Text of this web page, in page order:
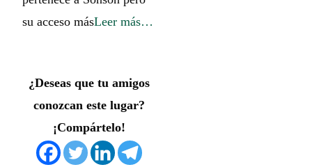
su acceso másLeer más…
¿Deseas que tu amigos
conozcan este lugar?
¡Compártelo!